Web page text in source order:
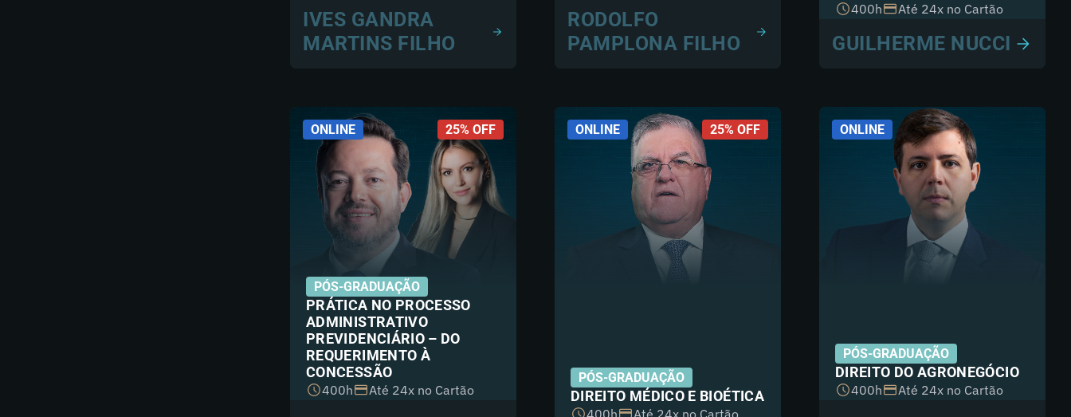
IVES GANDRA
MARTINS FILHO
RODOLFO
PAMPLONA FILHO
400h Até 24x no Cartão
GUILHERME NUCCI
ONLINE 25% OFF
PÓS-GRADUAÇÃO
PRÁTICA NO PROCESSO
ADMINISTRATIVO
PREVIDENCIÁRIO – DO
REQUERIMENTO À
CONCESSÃO
400h Até 24x no Cartão
ONLINE 25% OFF
PÓS-GRADUAÇÃO
DIREITO MÉDICO E BIOÉTICA
400h Até 24x no Cartão
ONLINE
PÓS-GRADUAÇÃO
DIREITO DO AGRONEGÓCIO
400h Até 24x no Cartão